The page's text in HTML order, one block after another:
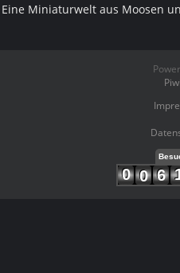
Eine Miniaturwelt aus Moosen
0 0 6